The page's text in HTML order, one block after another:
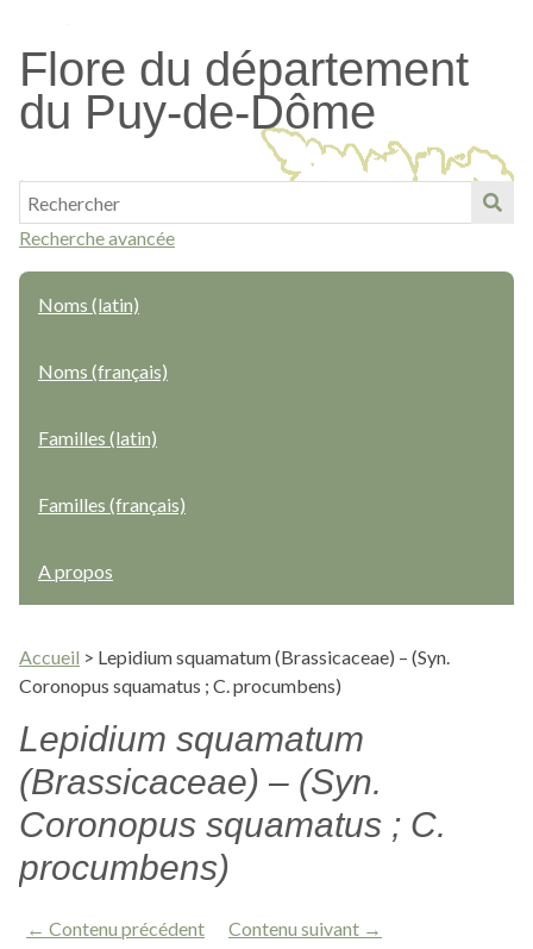
contenu
principal
Flore du département
du Puy-de-Dôme
Recherche avancée
Noms (latin)
Noms (français)
Familles (latin)
Familles (français)
A propos
Accueil > Lepidium squamatum (Brassicaceae) – (Syn.
Coronopus squamatus ; C. procumbens)
Lepidium squamatum
(Brassicaceae) – (Syn.
Coronopus squamatus ; C.
procumbens)
← Contenu précédent Contenu suivant →